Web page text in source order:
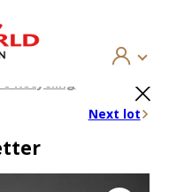
Recycling
Next lot×